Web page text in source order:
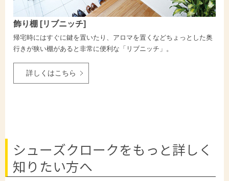
飾り棚 [リブニッチ]
帰宅時にはすぐに鍵を置いたり、アロマを置くなどちょっとした奥
行きが狭い棚があると非常に便利な「リブニッチ」。
詳しくはこちら
シューズクロークをもっと詳しく
知りたい方へ